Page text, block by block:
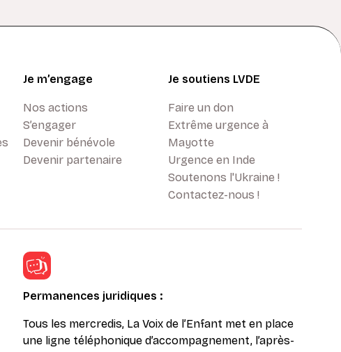
Je m’engage
Nos actions
S’engager
Devenir bénévole
Devenir partenaire
Je soutiens LVDE
Faire un don
Extrême urgence à
Mayotte
Urgence en Inde
Soutenons l'Ukraine !
Contactez-nous !
Permanences juridiques :
Tous les mercredis, La Voix de l’Enfant met en place
une ligne téléphonique d’accompagnement, l’après-